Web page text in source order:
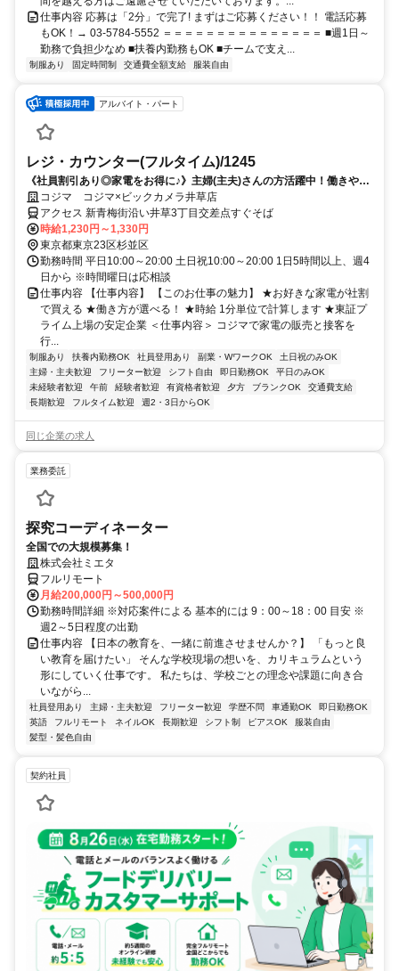
仕事内容 応募は「2分」で完了! まずはご応募ください！！ 電話応募
もOK！→ 03-5784-5552 ＝＝＝＝＝＝＝＝＝＝＝＝＝＝＝ ■週1日～
勤務で負担少なめ ■扶養内勤務もOK ■チームで支え...
制服あり 固定時間制 交通費全額支給 服装自由
アルバイト・パート
レジ・カウンター(フルタイム)/1245
《社員割引あり◎家電をお得に♪》主婦(主夫)さんの方活躍中！働きやす
い柔軟シフトで家庭との両立可能◎
コジマ コジマ×ビックカメラ井草店
アクセス 新青梅街沿い井草3丁目交差点すぐそば
時給1,230円～1,330円
東京都東京23区杉並区
勤務時間 平日10:00～20:00 土日祝10:00～20:00 1日5時間以上、週4
日から ※時間曜日は応相談
仕事内容 【仕事内容】 【このお仕事の魅力】 ★お好きな家電が社割
で買える ★働き方が選べる！ ★時給 1分単位で計算します ★東証プ
ライム上場の安定企業 ＜仕事内容＞ コジマで家電の販売と接客を
行...
制服あり 扶養内勤務OK 社員登用あり 副業・WワークOK
土日祝のみOK
主婦・主夫歓迎
フリーター歓迎 シフト自由 即日勤務OK
平日のみOK
未経験者歓迎
午前 経験者歓迎 有資格者歓迎 夕方 ブランクOK
交通費支給
長期歓迎
フルタイム歓迎 週2・3日からOK
同じ企業の求人
業務委託
探究コーディネーター
全国での大規模募集！
株式会社ミエタ
フルリモート
月給200,000円～500,000円
勤務時間詳細 ※対応案件による 基本的には 9：00～18：00 目安 ※
週2～5日程度の出勤
仕事内容 【日本の教育を、一緒に前進させませんか？】 「もっと良
い教育を届けたい」 そんな学校現場の想いを、カリキュラムという
形にしていく仕事です。 私たちは、学校ごとの理念や課題に向き合
いながら...
社員登用あり 主婦・主夫歓迎 フリーター歓迎 学歴不問 車通勤OK
即日勤務OK
英語
フルリモート ネイルOK 長期歓迎 シフト制 ピアスOK
服装自由
髪型・髪色自由
契約社員